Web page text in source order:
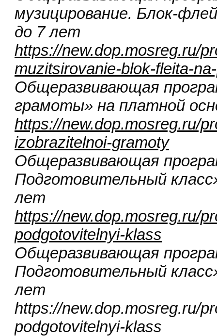
музицирование. Блок-
до 7 лет
https://new.dop.mosreg.ru/
muzitsirovanie-blok-fleita-
Общеразвивающая
грамоты» на платной
https://new.dop.mosreg.ru/
izobrazitelnoi-gramoty
Общеразвивающая
Подготовительный
лет
https://new.dop.mosreg.ru/
podgotovitelnyi-klass
Общеразвивающая
Подготовительный
лет
https://new.dop.mosreg.ru/
podgotovitelnyi-klass